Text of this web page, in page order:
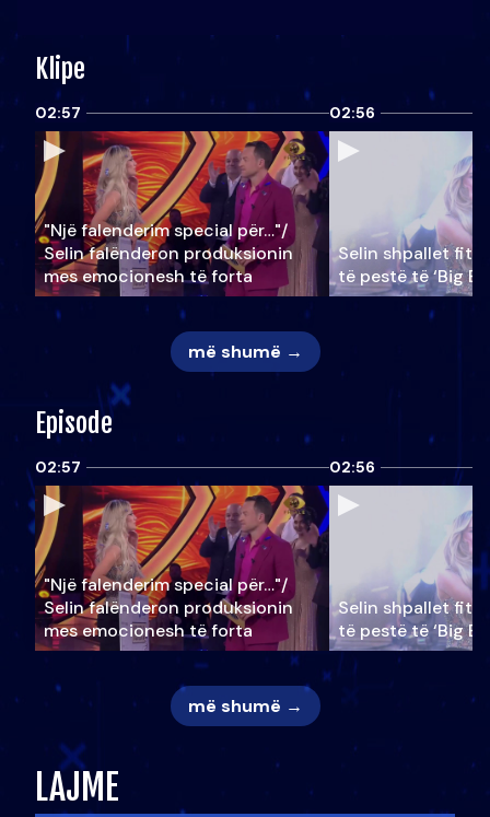
Klipe
02:57
"Një falenderim special për…"/
Selin falënderon produksionin
mes emocionesh të forta
02:56
Selin shpallet
të pestë të ‘Big
më shumë →
Episode
02:57
"Një falenderim special për…"/
Selin falënderon produksionin
mes emocionesh të forta
02:56
Selin shpallet
të pestë të ‘Big
më shumë →
LAJME